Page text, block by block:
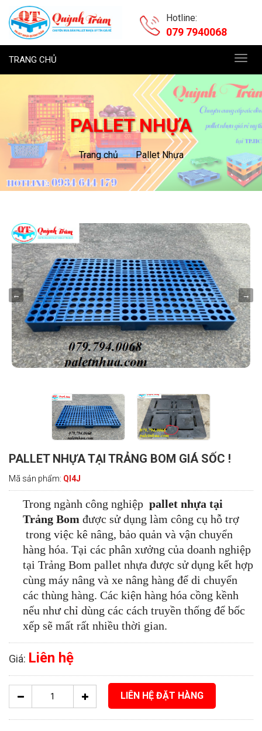
Hotline:
079 7940068
TRANG CHỦ
PALLET NHỰA
Trang chủ Pallet Nhựa
PALLET NHỰA TẠI TRẢNG BOM GIÁ SỐC !
Mã sản phẩm: QI4J
Trong ngành công nghiệp pallet nhựa tại
Trảng Bom được sử dụng làm công cụ hỗ trợ
trong việc kê nâng, bảo quản và vận chuyển
hàng hóa. Tại các phân xưởng của doanh nghiệp
tại Trảng Bom pallet nhựa được sử dụng kết hợp
cùng máy nâng và xe nâng hàng để di chuyển
các thùng hàng. Các kiện hàng hóa cồng kềnh
nếu như chỉ dùng các cách truyền thống để bốc
xếp sẽ mất rất nhiều thời gian.
Giá: Liên hệ
LIÊN HỆ ĐẶT HÀNG